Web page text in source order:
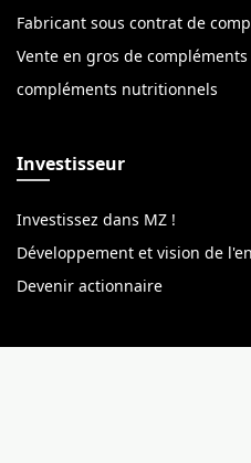
Fabricant sous contrat de
Vente en gros de
compléments nutritionnels
Investisseur
Investissez dans MZ !
Développement et vision de
Devenir actionnaire